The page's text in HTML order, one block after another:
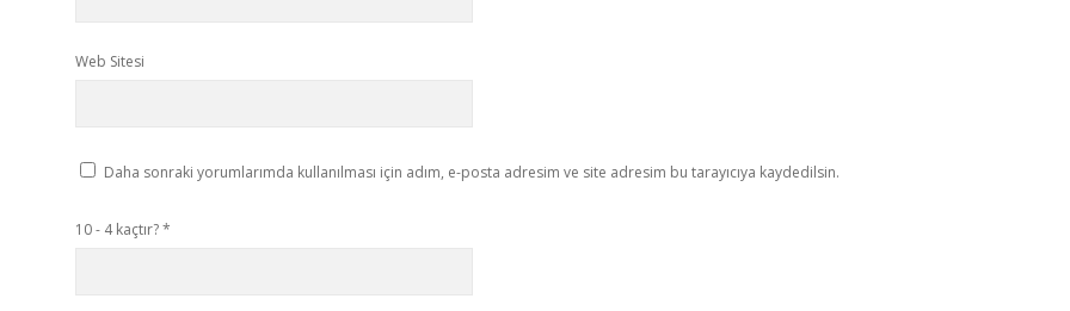
Web Sitesi
Daha sonraki yorumlarımda kullanılması için adım, e-posta adresim ve site adresim bu tarayıcıya kaydedilsin.
10 - 4 kaçtır?*